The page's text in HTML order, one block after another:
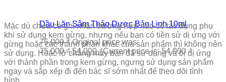
Dầu Lăn Sâm Thảo Dược Bảo Linh 10ml
75.000₫ Original price was:
75.000 ₫.54.000₫Current price is: 54.000 ₫.
Mặc dù chưa có ghi nhận trường hợp nào có tác dụng phụ
khi sử dụng kem gừng, nhưng nếu bạn có tiền sử dị ứng với
gừng hoặc các thành phần khác của sản phẩm thì không nên
sử dụng. Hoặc lỡ chẳng may bạn đã sử dụng và bị dị ứng
với thành phần trong kem gừng, ngưng sử dụng sản phẩm
ngay và sắp xếp đi đến bác sĩ sớm nhất để theo dõi tình
hình.